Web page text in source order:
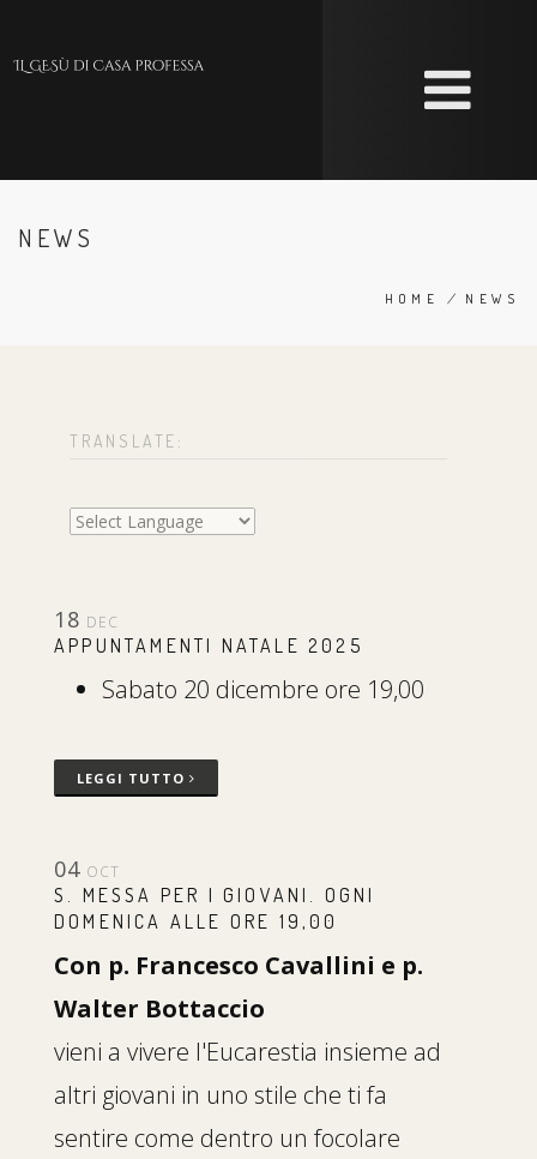
main
NEWS
HOME / NEWS
TRANSLATE:
18 DEC
APPUNTAMENTI NATALE 2025
Sabato 20 dicembre ore 19,00
LEGGI TUTTO
04 OCT
S. MESSA PER I GIOVANI. OGNI
DOMENICA ALLE ORE 19,00
Con p. Francesco Cavallini e p.
Walter Bottaccio
vieni a vivere l'Eucarestia insieme ad
altri giovani in uno stile che ti fa
sentire come dentro un focolare